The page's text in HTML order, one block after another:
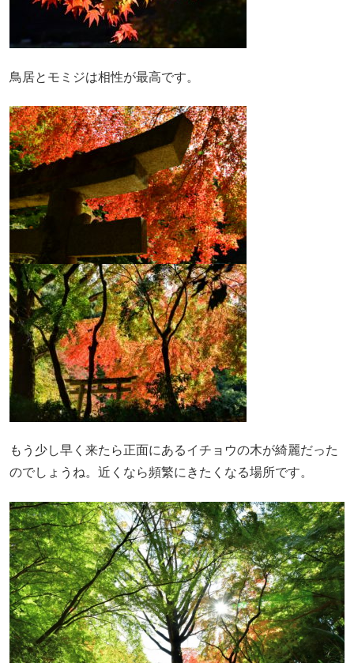
鳥居とモミジは相性が最高です。
もう少し早く来たら正面にあるイチョウの木が綺麗だった
のでしょうね。近くなら頻繁にきたくなる場所です。